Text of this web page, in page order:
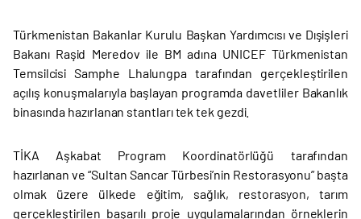
Türkmenistan Bakanlar Kurulu Başkan Yardımcısı ve Dışişleri
Bakanı Raşid Meredov ile BM adına UNICEF Türkmenistan
Temsilcisi Samphe Lhalungpa tarafından gerçekleştirilen
açılış konuşmalarıyla başlayan programda davetliler Bakanlık
binasında hazırlanan stantları tek tek gezdi.
TİKA Aşkabat Program Koordinatörlüğü tarafından
hazırlanan ve “Sultan Sancar Türbesi’nin Restorasyonu” başta
olmak üzere ülkede eğitim, sağlık, restorasyon, tarım
gerçekleştirilen başarılı proje uygulamalarından örneklerin